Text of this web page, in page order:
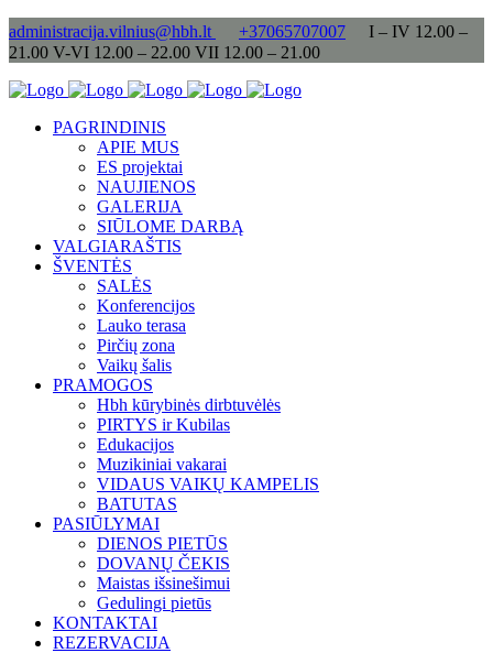
administracija.vilnius@hbh.lt +37065707007
I – IV 12.00 –
21.00 V-VI 12.00 – 22.00 VII 12.00 – 21.00
PAGRINDINIS
APIE MUS
ES projektai
NAUJIENOS
GALERIJA
SIŪLOME DARBĄ
VALGIARAŠTIS
ŠVENTĖS
SALĖS
Konferencijos
Lauko terasa
Pirčių zona
Vaikų šalis
PRAMOGOS
Hbh kūrybinės dirbtuvėlės
PIRTYS ir Kubilas
Edukacijos
Muzikiniai vakarai
VIDAUS VAIKŲ KAMPELIS
BATUTAS
PASIŪLYMAI
DIENOS PIETŪS
DOVANŲ ČEKIS
Maistas išsinešimui
Gedulingi pietūs
KONTAKTAI
REZERVACIJA